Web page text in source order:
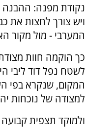
נקודת מפנה:
ויש צורך לחצות את
המערבי - מול מקור
כך הוקמה חוות
לשטח נפל דוד ליבי
המקום, שנקרא בפי
למצודה של נוכחות
ולמוקד תצפית